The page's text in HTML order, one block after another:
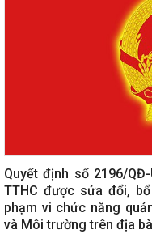
Quyết định số 2196/
TTHC được sửa đổi,
phạm vi chức năng
và Môi trường trên địa